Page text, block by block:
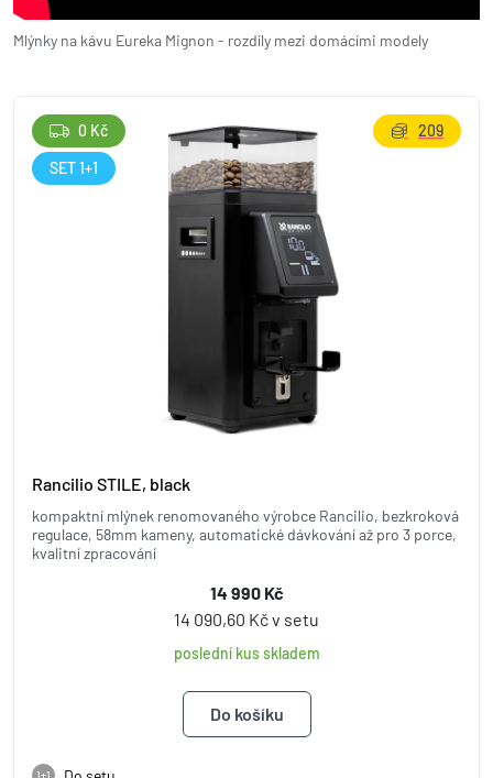
Mlýnky na kávu Eureka Mignon - rozdíly mezi domácími modely
Rancilio STILE, black
kompaktní mlýnek renomovaného výrobce Rancilio, bezkroková
regulace, 58mm kameny, automatické dávkování až pro 3 porce,
kvalitní zpracování
14 990 Kč
14 090,60 Kč v setu
poslední kus skladem
1+1
0 Kč
SET 1+1
209